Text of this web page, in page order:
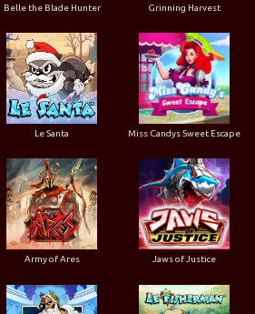
Belle the Blade Hunter Grinning Harvest
Le Santa Miss Candys Sweet Escape
Army of Ares Jaws of Justice